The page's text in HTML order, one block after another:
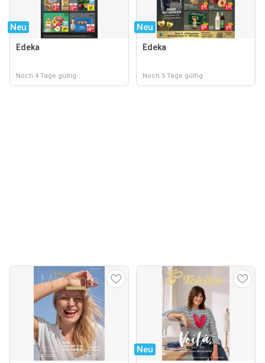
Neu
Edeka
Noch 4 Tage gültig
Neu
Edeka
Noch 5 Tage gültig
Neu